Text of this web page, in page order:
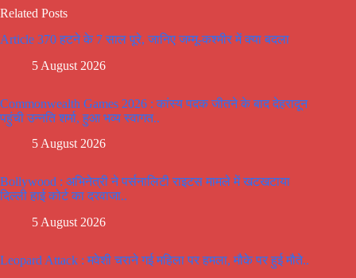
Related Posts
Article 370 हटने के 7 साल पूरे, जानिए जम्मू-कश्मीर में क्या बदला
5 August 2026
Commonwealth Games 2026 : कांस्य पदक जीतने के बाद देहरादून
पहुंची उन्नति शर्मा, हुआ भव्य स्वागत..
5 August 2026
Bollywood : अभिनेत्री ने पर्सनालिटी राइटस मामले में खटखटाया
दिल्ली हाई कोर्ट का दरवाजा..
5 August 2026
Leopard Attack : मवेशी चराने गई महिला पर हमला, मौके पर हुई मौते..